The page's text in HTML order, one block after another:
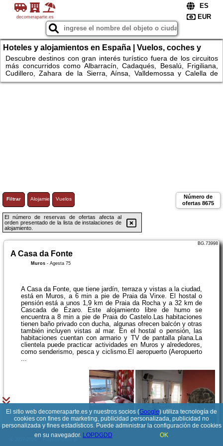
decomeraparte.es
Hoteles y alojamientos en España | Vuelos, coches y
escapadas únicas
Descubre destinos con gran interés turístico fuera de los circuitos
más concurridos como Albarracín, Cadaqués, Besalú, Frigiliana,
Cudillero, Zahara de la Sierra, Aínsa, Valldemossa y Calella de
Palafrugell. Explora espacios naturales como el Parque Nacional
Filtrar AlojamientoVuelos
Número de
ofertas 8675
El número de reservas de ofertas afecta al
orden presentado de la lista de instalaciones de
alojamiento.
A Casa da Fonte
Muros- Agesta 75
A Casa da Fonte, que tiene jardín, terraza y vistas a la ciudad,
está en Muros, a 6 min a pie de Praia da Virxe. El hostal o
pensión está a unos 1,9 km de Praia da Rocha y a 32 km de
Cascada de Ézaro. Este alojamiento libre de humo se
encuentra a 8 min a pie de Praia do Castelo.Las habitaciones
tienen baño privado con ducha, algunas ofrecen balcón y otras
también incluyen vistas al mar. En el hostal o pensión, las
habitaciones cuentan con armario y TV de pantalla plana.La
clientela puede practicar actividades en Muros y alrededores,
como senderismo, pesca y ciclismo.El aeropuerto (Aeropuerto
...
Ver detalles
BG.73998
El sitio web decomeraparte.es y nuestros socios (Google) utiliza tecnología de
cookies con fines de marketing, publicidad personalizada, publicidad no
personalizada y fines estadísticos. Puede administrar la configuración de cookies
en su navegador. LOPDGDD OK
PolskiePortale.pl